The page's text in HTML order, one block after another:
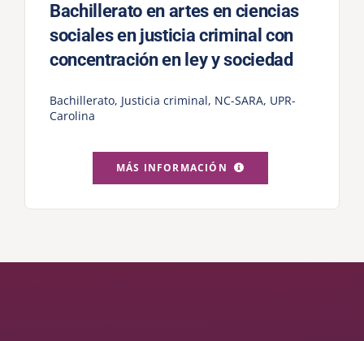
Bachillerato en artes en ciencias
sociales en justicia criminal con
concentración en ley y sociedad
Bachillerato, Justicia criminal, NC-SARA, UPR-
Carolina
MÁS INFORMACIÓN